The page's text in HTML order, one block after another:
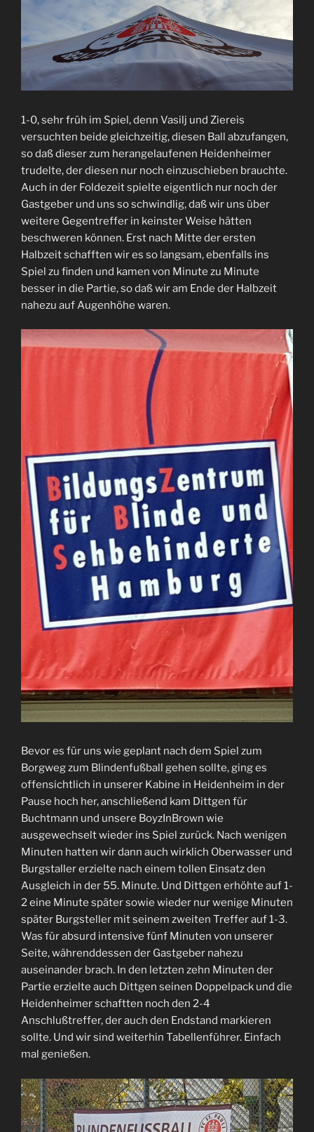
1-0, sehr früh im Spiel, denn Vasilj und Ziereis
versuchten beide gleichzeitig, diesen Ball abzufangen,
so daß dieser zum herangelaufenen Heidenheimer
trudelte, der diesen nur noch einzuschieben brauchte.
Auch in der Foldezeit spielte eigentlich nur noch der
Gastgeber und uns so schwindlig, daß wir uns über
weitere Gegentreffer in keinster Weise hätten
beschweren können. Erst nach Mitte der ersten
Halbzeit schafften wir es so langsam, ebenfalls ins
Spiel zu finden und kamen von Minute zu Minute
besser in die Partie, so daß wir am Ende der Halbzeit
nahezu auf Augenhöhe waren.
Bevor es für uns wie geplant nach dem Spiel zum
Borgweg zum Blindenfußball gehen sollte, ging es
offensichtlich in unserer Kabine in Heidenheim in der
Pause hoch her, anschließend kam Dittgen für
Buchtmann und unsere BoyzInBrown wie
ausgewechselt wieder ins Spiel zurück. Nach wenigen
Minuten hatten wir dann auch wirklich Oberwasser und
Burgstaller erzielte nach einem tollen Einsatz den
Ausgleich in der 55. Minute. Und Dittgen erhöhte auf 1-
2 eine Minute später sowie wieder nur wenige Minuten
später Burgsteller mit seinem zweiten Treffer auf 1-3.
Was für absurd intensive fünf Minuten von unserer
Seite, währenddessen der Gastgeber nahezu
auseinander brach. In den letzten zehn Minuten der
Partie erzielte auch Dittgen seinen Doppelpack und die
Heidenheimer schaftten noch den 2-4
Anschlußtreffer, der auch den Endstand markieren
sollte. Und wir sind weiterhin Tabellenführer. Einfach
mal genießen.